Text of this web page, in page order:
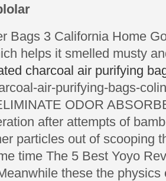
Bags 3 California Home
helps it smelled musty
charcoal air purifying
air-purifying-bags-
ODOR
after attempts of
particles out of scooping
time The 5 Best Yoyo
these the physics